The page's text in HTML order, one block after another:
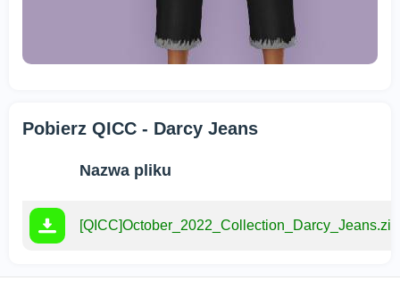
Pobierz QICC - Darcy Jeans
Nazwa pliku
[QICC]October_2022_Collection_Darcy_Jeans.zip